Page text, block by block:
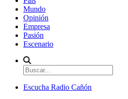
Mundo
Opinión
Empresa
Pasión
Escenario
Escucha Radio Cañón